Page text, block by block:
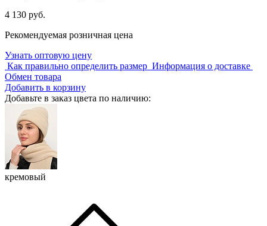
4 130 руб.
Рекомендуемая розничная цена
Узнать оптовую цену
Как правильно определить размер Информация о доставке
Обмен товара
Добавить в корзину
Добавьте в заказ цвета по наличию:
кремовый